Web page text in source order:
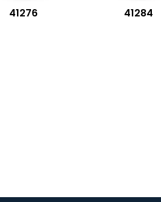
41276 41284